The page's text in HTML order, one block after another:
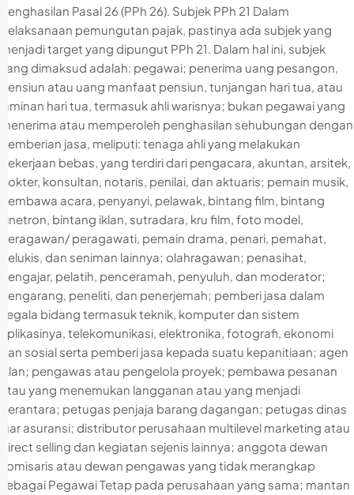
Penghasilan Pasal 26 (PPh 26). Subjek PPh 21 Dalam
pelaksanaan pemungutan pajak, pastinya ada subjek yang
menjadi target yang dipungut PPh 21. Dalam hal ini, subjek
yang dimaksud adalah: pegawai; penerima uang pesangon,
pensiun atau uang manfaat pensiun, tunjangan hari tua, atau
jaminan hari tua, termasuk ahli warisnya; bukan pegawai yang
menerima atau memperoleh penghasilan sehubungan dengan
pemberian jasa, meliputi: tenaga ahli yang melakukan
pekerjaan bebas, yang terdiri dari pengacara, akuntan, arsitek,
dokter, konsultan, notaris, penilai, dan aktuaris; pemain musik,
pembawa acara, penyanyi, pelawak, bintang film, bintang
sinetron, bintang iklan, sutradara, kru film, foto model,
peragawan/ peragawati, pemain drama, penari, pemahat,
pelukis, dan seniman lainnya; olahragawan; penasihat,
pengajar, pelatih, penceramah, penyuluh, dan moderator;
pengarang, peneliti, dan penerjemah; pemberi jasa dalam
segala bidang termasuk teknik, komputer dan sistem
aplikasinya, telekomunikasi, elektronika, fotografi, ekonomi
dan sosial serta pemberi jasa kepada suatu kepanitiaan; agen
iklan; pengawas atau pengelola proyek; pembawa pesanan
atau yang menemukan langganan atau yang menjadi
perantara; petugas penjaja barang dagangan; petugas dinas
luar asuransi; distributor perusahaan multilevel marketing atau
direct selling dan kegiatan sejenis lainnya; anggota dewan
komisaris atau dewan pengawas yang tidak merangkap
sebagai Pegawai Tetap pada perusahaan yang sama; mantan